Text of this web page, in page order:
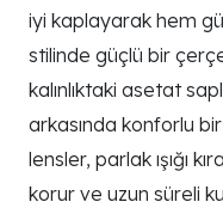
iyi kaplayarak hem
stilinde güçlü bir
kalınlıktaki asetat
arkasında konforlu
lensler, parlak ışığı
korur ve uzun süreli